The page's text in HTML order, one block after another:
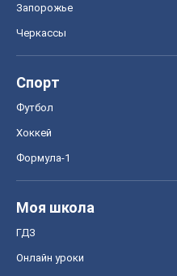
Запорожье
Черкассы
Спорт
Футбол
Хоккей
Формула-1
Моя школа
ГДЗ
Онлайн уроки